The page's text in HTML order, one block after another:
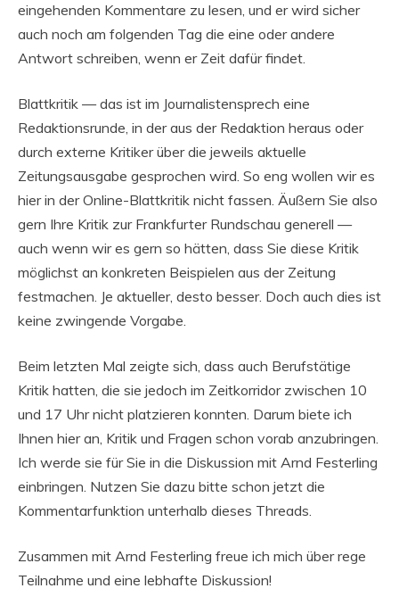
eingehenden Kommentare zu lesen, und er wird sicher
auch noch am folgenden Tag die eine oder andere
Antwort schreiben, wenn er Zeit dafür findet.
Blattkritik — das ist im Journalistensprech eine
Redaktionsrunde, in der aus der Redaktion heraus oder
durch externe Kritiker über die jeweils aktuelle
Zeitungsausgabe gesprochen wird. So eng wollen wir es
hier in der Online-Blattkritik nicht fassen. Äußern Sie also
gern Ihre Kritik zur Frankfurter Rundschau generell —
auch wenn wir es gern so hätten, dass Sie diese Kritik
möglichst an konkreten Beispielen aus der Zeitung
festmachen. Je aktueller, desto besser. Doch auch dies ist
keine zwingende Vorgabe.
Beim letzten Mal zeigte sich, dass auch Berufstätige
Kritik hatten, die sie jedoch im Zeitkorridor zwischen 10
und 17 Uhr nicht platzieren konnten. Darum biete ich
Ihnen hier an, Kritik und Fragen schon vorab anzubringen.
Ich werde sie für Sie in die Diskussion mit Arnd Festerling
einbringen. Nutzen Sie dazu bitte schon jetzt die
Kommentarfunktion unterhalb dieses Threads.
Zusammen mit Arnd Festerling freue ich mich über rege
Teilnahme und eine lebhafte Diskussion!